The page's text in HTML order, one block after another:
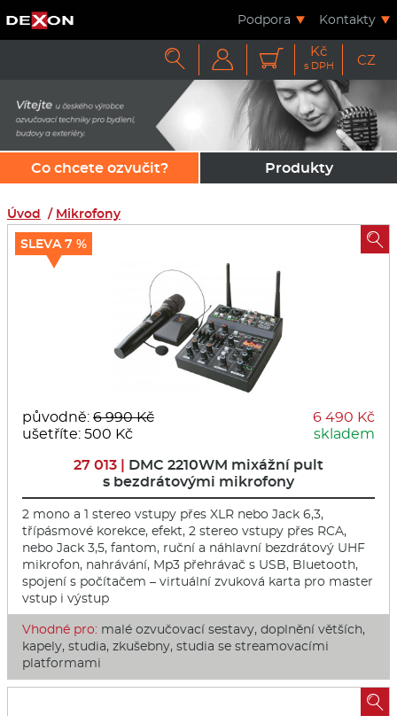
Podpora Kontakty
   Kč
s DPH CZ
Co chcete ozvučit? Produkty
Úvod / Mikrofony
původně: 6 990 Kč
ušetříte: 500 Kč
6 490 Kč
skladem
27 013 | DMC 2210WM mixážní pult
s bezdrátovými mikrofony
2 mono a 1 stereo vstupy přes XLR nebo Jack 6,3,
třípásmové korekce, efekt, 2 stereo vstupy přes RCA,
nebo Jack 3,5, fantom, ruční a náhlavní bezdrátový UHF
mikrofon, nahrávání, Mp3 přehrávač s USB, Bluetooth,
spojení s počítačem – virtuální zvuková karta pro master
vstup i výstup
Vhodné pro: malé ozvučovací sestavy, doplnění větších,
kapely, studia, zkušebny, studia se streamovacími
platformami
SLEVA 7 % 
